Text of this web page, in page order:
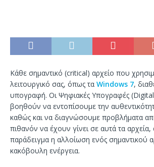
Κάθε σημαντικό (critical) αρχείο που
λειτουργικό σας, όπως τα Windows 7,
υπογραφή. Οι Ψηφιακές Υπογραφές
βοηθούν να εντοπίσουμε την
καθώς και να διαγνώσουμε προβλήματα
πιθανόν να έχουν γίνει σε αυτά τα
παράδειγμα η αλλοίωση ενός σημαντικού
κακόβουλη ενέργεια.